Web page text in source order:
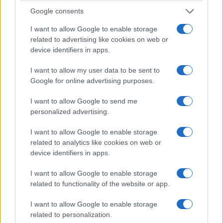
Google consents
I want to allow Google to enable storage
related to advertising like cookies on web or
device identifiers in apps.
I want to allow my user data to be sent to
Google for online advertising purposes.
I want to allow Google to send me
personalized advertising.
I want to allow Google to enable storage
related to analytics like cookies on web or
device identifiers in apps.
I want to allow Google to enable storage
related to functionality of the website or app.
I want to allow Google to enable storage
related to personalization.
6. Consenso scientifico:
La stragrande maggioranza degli scienziati del
clima (*) e delle principali organizzazioni
scientifiche (come l’Intergovernmental Panel on
Climate Change, o IPCC) concordano sul fatto che
le attività umane, in particolare la combustione di
combustibili fossili e la deforestazione, sono le
cause principali dell’aumento osservato delle
Altri fattori che contribuiscono:
altri gas serra, come il metano (CH₄) e l’ossido di
azoto (N₂O), contribuiscono al riscaldamento
globale. Questi gas hanno un’efficienza di
intrappolamento del calore maggiore della CO₂,